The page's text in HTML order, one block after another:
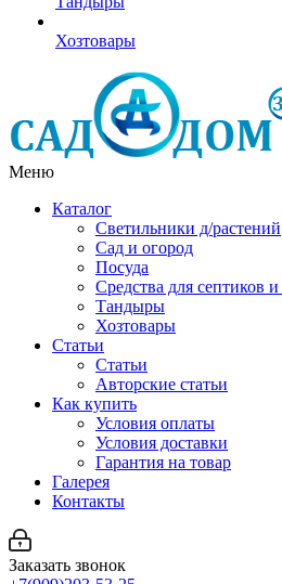
Хозтовары
Меню
Каталог
Светильники д/растений
Сад и огород
Посуда
Средства для септиков
Тандыры
Хозтовары
Статьи
Статьи
Авторские статьи
Как купить
Условия оплаты
Условия доставки
Гарантия на товар
Галерея
Контакты
Заказать звонок